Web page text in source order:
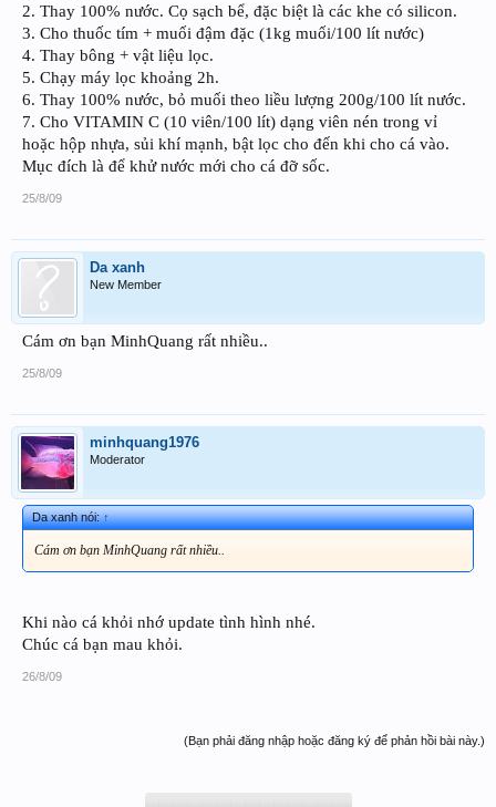
2. Thay 100% nước. Cọ sạch bể, đặc biệt là các khe có silicon.
3. Cho thuốc tím + muối đậm đặc (1kg muối/100 lít nước)
4. Thay bông + vật liệu lọc.
5. Chạy máy lọc khoảng 2h.
6. Thay 100% nước, bỏ muối theo liều lượng 200g/100 lít nước.
7. Cho VITAMIN C (10 viên/100 lít) dạng viên nén trong vỉ
hoặc hộp nhựa, sủi khí mạnh, bật lọc cho đến khi cho cá vào.
Mục đích là để khử nước mới cho cá đỡ sốc.
25/8/09
Da xanh
New Member
Cám ơn bạn MinhQuang rất nhiều..
25/8/09
minhquang1976
Moderator
Da xanh nói:↑
Cám ơn bạn MinhQuang rất nhiều..
Khi nào cá khỏi nhớ update tình hình nhé.
Chúc cá bạn mau khỏi.
26/8/09
(Bạn phải đăng nhập hoặc đăng ký để phản hồi bài này.)